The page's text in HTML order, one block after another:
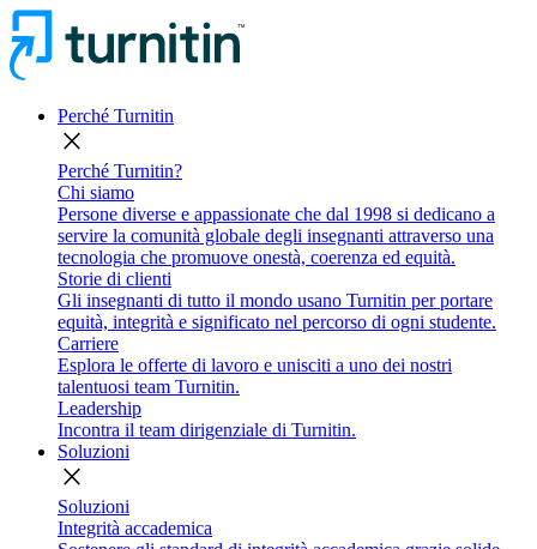
Perché Turnitin
close
Perché Turnitin?
Chi siamo
Persone diverse e appassionate che dal 1998 si dedicano a
servire la comunità globale degli insegnanti attraverso una
tecnologia che promuove onestà, coerenza ed equità.
Storie di clienti
Gli insegnanti di tutto il mondo usano Turnitin per portare
equità, integrità e significato nel percorso di ogni studente.
Carriere
Esplora le offerte di lavoro e unisciti a uno dei nostri
talentuosi team Turnitin.
Leadership
Incontra il team dirigenziale di Turnitin.
Soluzioni
close
Soluzioni
Integrità accademica